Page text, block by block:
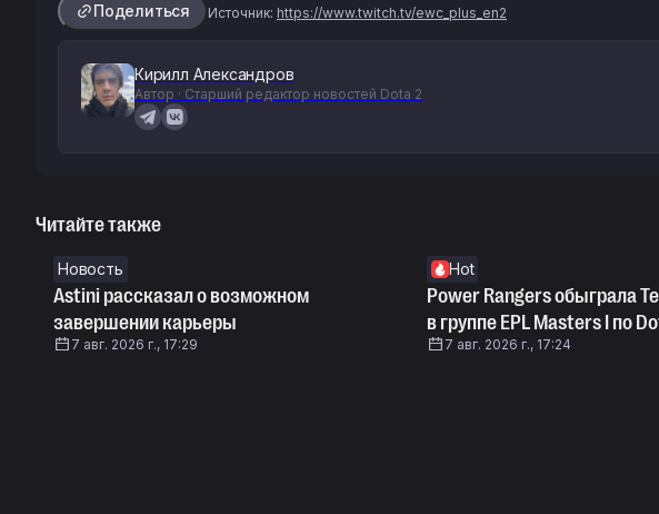
Поделиться Источник: https://www.twitch.tv/ewc_plus_en2
Кирилл Александров
Автор · Старший редактор новостей Dota 2
Читайте также
Новость
Astini рассказал о возможном
завершении карьеры
7 авг. 2026 г., 17:29
Hot
Power Rangers обыграла
в группе EPL Masters I по
7 авг. 2026 г., 17:24